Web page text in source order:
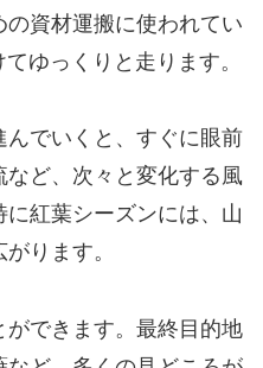
資材運搬に使われてい
ゆっくりと走ります。
でいくと、すぐに眼前
ど、次々と変化する風
紅葉シーズンには、山
ります。
できます。最終目的地